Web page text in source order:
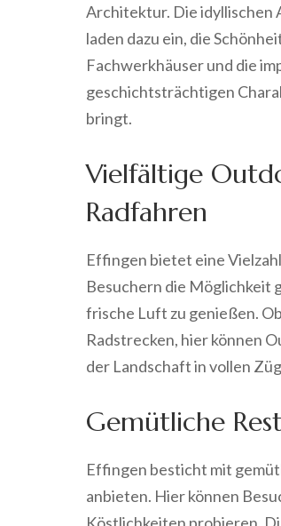
Architektur. Die idyllischen
laden dazu ein, die
Fachwerkhäuser und die
geschichtsträchtigen
bringt.
Vielfältige
Radfahren
Effingen bietet eine
Besuchern die Möglichkeit
frische Luft zu genießen.
Radstrecken, hier können
der Landschaft in vollen
Gemütliche
Effingen besticht mit
anbieten. Hier können